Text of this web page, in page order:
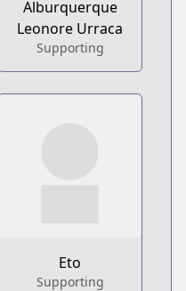
Alburquerque
Leonore Urraca
Supporting
Eto
Supporting